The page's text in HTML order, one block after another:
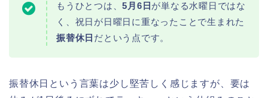
もうひとつは、5月6日 が単なる水曜日ではな
く、祝日が日曜日に重なったことで生まれた
振替休日 だという点です。
振替休日という言葉は少し堅苦しく感じますが、要は